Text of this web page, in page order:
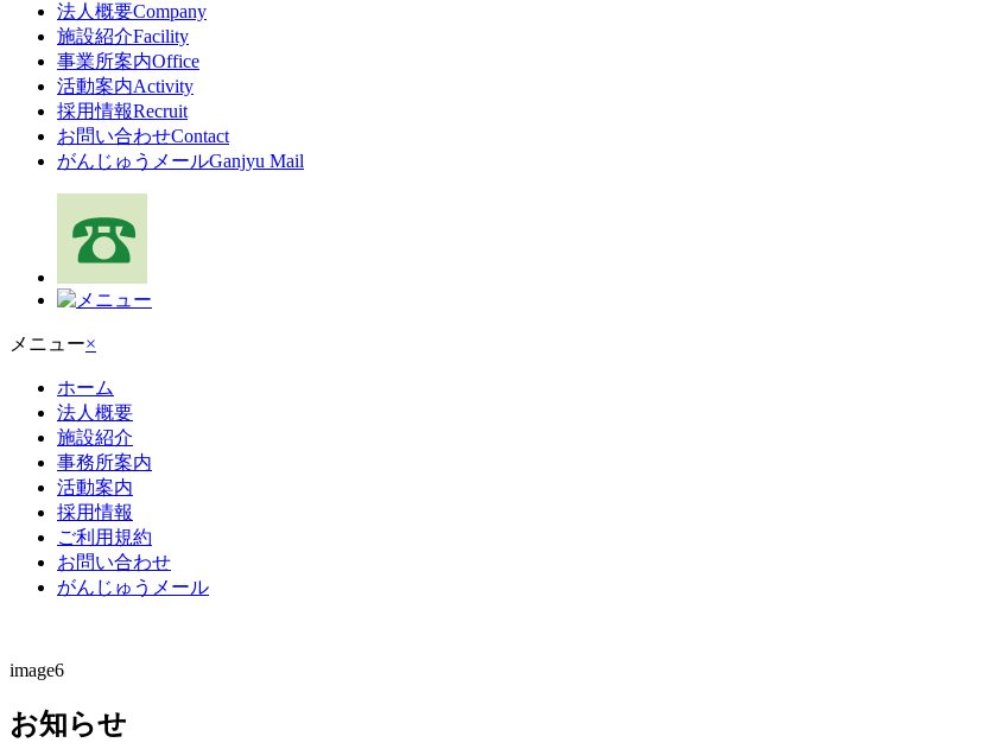
法人概要Company
施設紹介Facility
事業所案内Office
活動案内Activity
採用情報Recruit
お問い合わせContact
がんじゅうメールGanjyu Mail
メニュー×
ホーム
法人概要
施設紹介
事務所案内
活動案内
採用情報
ご利用規約
お問い合わせ
がんじゅうメール
image6
お知らせ